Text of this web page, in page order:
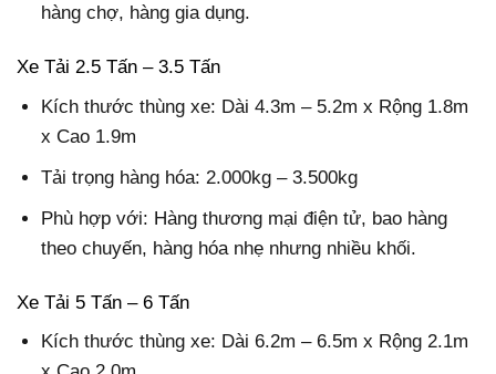
hàng chợ, hàng gia dụng.
Xe Tải 2.5 Tấn – 3.5 Tấn
Kích thước thùng xe: Dài 4.3m – 5.2m x Rộng 1.8m
x Cao 1.9m
Tải trọng hàng hóa: 2.000kg – 3.500kg
Phù hợp với: Hàng thương mại điện tử, bao hàng
theo chuyến, hàng hóa nhẹ nhưng nhiều khối.
Xe Tải 5 Tấn – 6 Tấn
Kích thước thùng xe: Dài 6.2m – 6.5m x Rộng 2.1m